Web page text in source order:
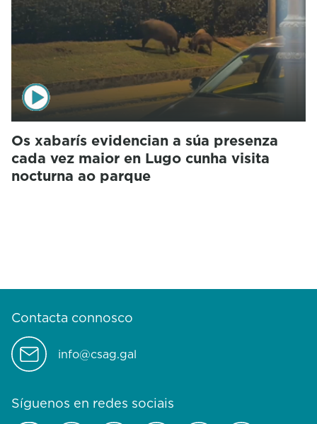
Os xabarís evidencian a súa presenza
cada vez maior en Lugo cunha visita
nocturna ao parque
Contacta connosco
info@csag.gal
Síguenos en redes sociais